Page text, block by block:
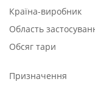
Країна-виробник
Область
Обсяг тари
Призначення